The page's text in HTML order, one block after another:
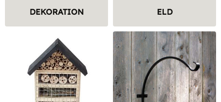
DEKORATION ELD